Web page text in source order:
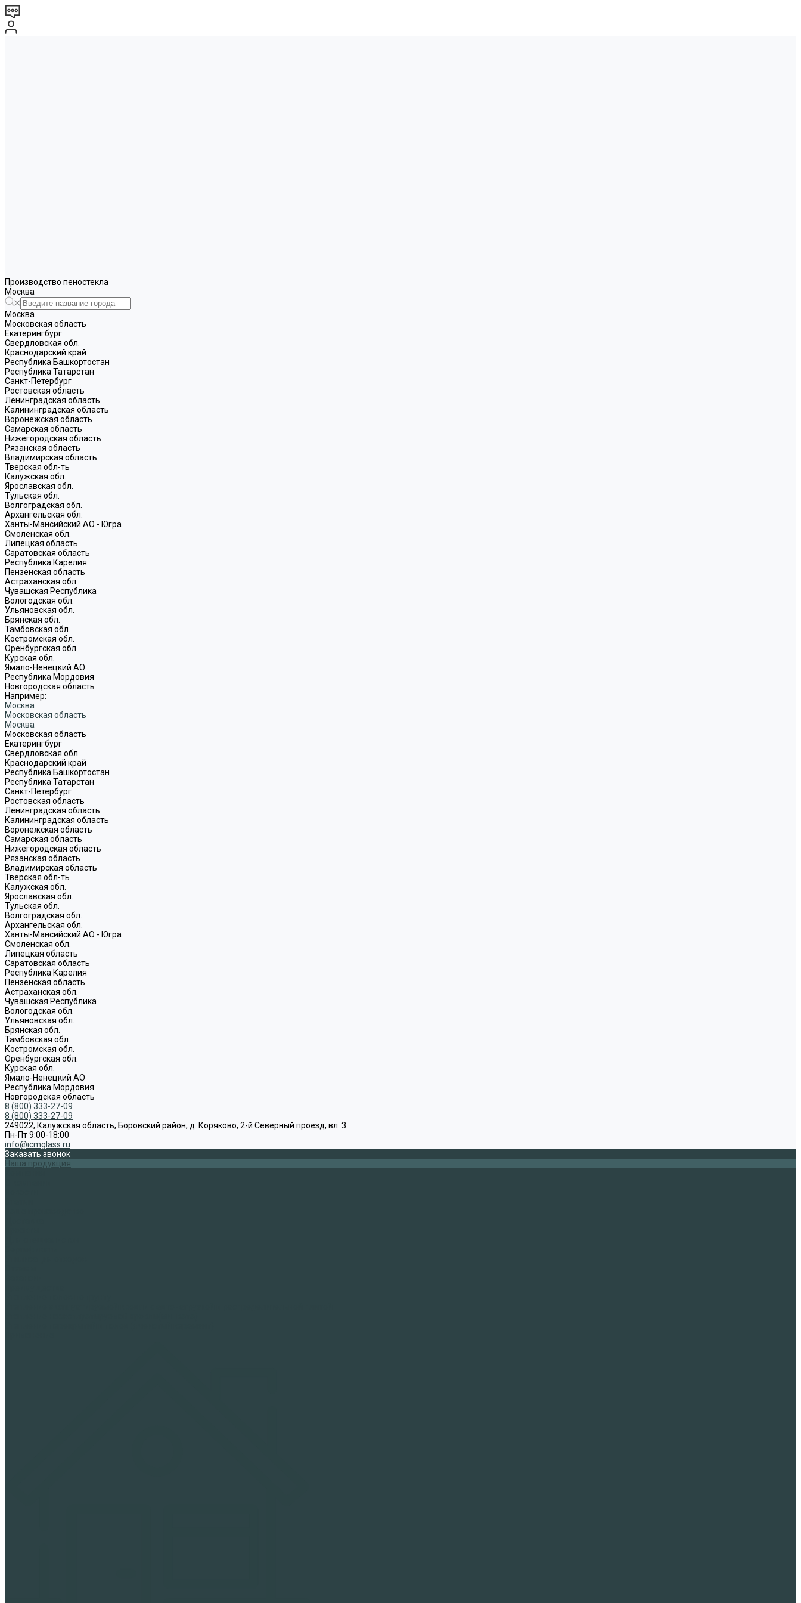
Производство пеностекла
Москва
Москва
Московская область
Екатерингбург
Свердловская обл.
Краснодарский край
Республика Башкортостан
Республика Татарстан
Санкт-Петербург
Ростовская область
Ленинградская область
Калининградская область
Воронежская область
Самарская область
Нижегородская область
Рязанская область
Владимирская область
Тверская обл-ть
Калужская обл.
Ярославская обл.
Тульская обл.
Волгоградская обл.
Архангельская обл.
Ханты-Мансийский АО - Югра
Смоленская обл.
Липецкая область
Саратовская область
Республика Карелия
Пензенская область
Астраханская обл.
Чувашская Республика
Вологодская обл.
Ульяновская обл.
Брянская обл.
Тамбовская обл.
Костромская обл.
Оренбургская обл.
Курская обл.
Ямало-Ненецкий АО
Республика Мордовия
Новгородская область
Например:
Москва
Московская область
Москва
Московская область
Екатерингбург
Свердловская обл.
Краснодарский край
Республика Башкортостан
Республика Татарстан
Санкт-Петербург
Ростовская область
Ленинградская область
Калининградская область
Воронежская область
Самарская область
Нижегородская область
Рязанская область
Владимирская область
Тверская обл-ть
Калужская обл.
Ярославская обл.
Тульская обл.
Волгоградская обл.
Архангельская обл.
Ханты-Мансийский АО - Югра
Смоленская обл.
Липецкая область
Саратовская область
Республика Карелия
Пензенская область
Астраханская обл.
Чувашская Республика
Вологодская обл.
Ульяновская обл.
Брянская обл.
Тамбовская обл.
Костромская обл.
Оренбургская обл.
Курская обл.
Ямало-Ненецкий АО
Республика Мордовия
Новгородская область
8 (800) 333-27-09
8 (800) 333-27-09
249022, Калужская область, Боровский район, д. Коряково, 2-й Северный проезд, вл. 3
Пн-Пт 9:00-18:00
info@icmglass.ru
Заказать звонок
Наша продукция